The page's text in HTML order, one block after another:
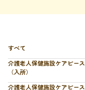
すべて
介護老人保健施設ケアピース
（入所）
介護老人保健施設ケアピース